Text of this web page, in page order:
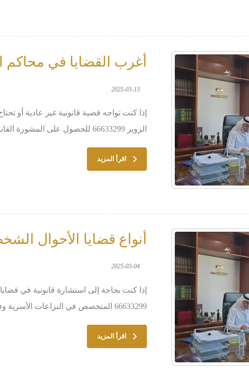
أغرب القضايا في محاكم
2025-03-13
إذا كنت تواجه قضية قانونية غير عادية أو
الزوير 66633299 للحصول على المشورة القانونية المناسبة. ...
اقرأ المزيد
أنواع قضايا الأحوال
2025-03-04
إذا كنت بحاجة إلى استشارة قانونية في
66633299 المتخصص في النزاعات الأسرية وقضايا الأحوال الشخصية في الكويت. ...
اقرأ المزيد